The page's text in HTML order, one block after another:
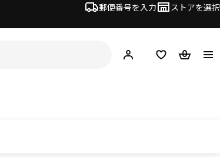
郵便番号を入力 ストアを選択
ログイン・新規入会
欲しいものリスト
カート